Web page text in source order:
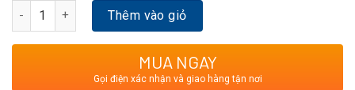
đổ rất nhiều tiền vào những chiếc Amply chạy mạch Class A
hay những bộ Pre-Pow cao cấp để cho ra chất âm ngọt
ngào tựa với Amply bóng.Nhưng với Amply bóng thì lại giới
hạn về thời gian và độ già của bóng.Buộc các Bác phải thay
sau một quá trình dài sử dụng.
Amply đèn Luxman MQ-30s số lượng
Thêm vào giỏ
MUA NGAY
Gọi điện xác nhận và giao hàng tận nơi